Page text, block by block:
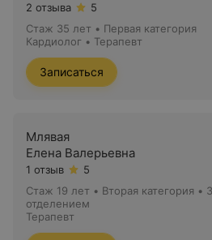
2 отзыва
5
Стаж 35 лет • Первая категория
Кардиолог • Терапевт
Записаться
Млявая
Елена Валерьевна
1 отзыв
5
Стаж 19 лет • Вторая категория •
отделением
Терапевт